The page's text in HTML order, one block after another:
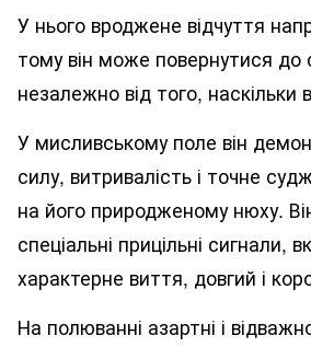
У нього вроджене відчуття
тому він може повернутися до
незалежно від того, наскільки
У мисливському поле він
силу, витривалість і точне
на його природженому нюху.
спеціальні прицільні сигнали,
характерне виття, довгий і
На полюванні азартні і